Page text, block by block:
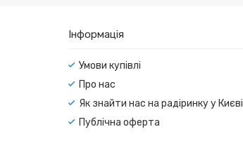
Інформація
Умови купівлі
Про нас
Як знайти нас на радіринку у Києві
Публічна оферта